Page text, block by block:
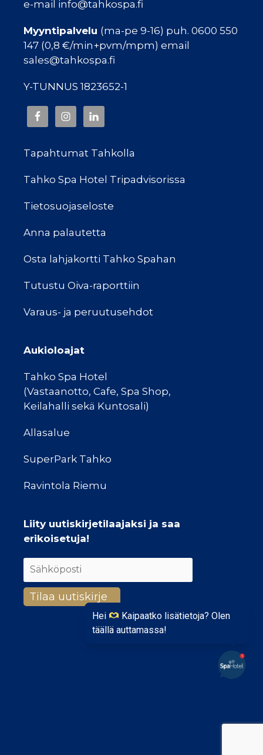
Hei
Kaipaatko lisätietoja? Olen
täällä auttamassa!
e-mail info@tahkospa.fi
Myyntipalvelu (ma-pe 9-16) puh. 0600 550
147 (0,8 €/min+pvm/mpm) email
sales@tahkospa.fi
Y-TUNNUS 1823652-1
Tapahtumat Tahkolla
Tahko Spa Hotel Tripadvisorissa
Tietosuojaseloste
Anna palautetta
Osta lahjakortti Tahko Spahan
Tutustu Oiva-raporttiin
Varaus- ja peruutusehdot
Aukioloajat
Tahko Spa Hotel
(Vastaanotto, Cafe, Spa Shop,
Keilahalli sekä Kuntosali)
Allasalue
SuperPark Tahko
Ravintola Riemu
Liity uutiskirjetilaajaksi ja saa
erikoisetuja!